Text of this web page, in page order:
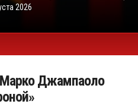
2026
Джампаоло